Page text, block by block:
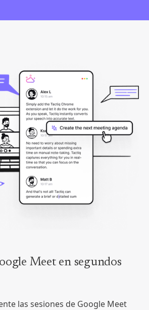
Meet en segundos
las sesiones de Google Meet